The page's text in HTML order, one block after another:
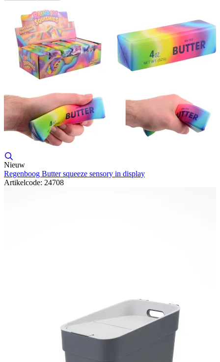
Nieuw
Regenboog Butter squeeze sensory in display
Artikelcode: 24708